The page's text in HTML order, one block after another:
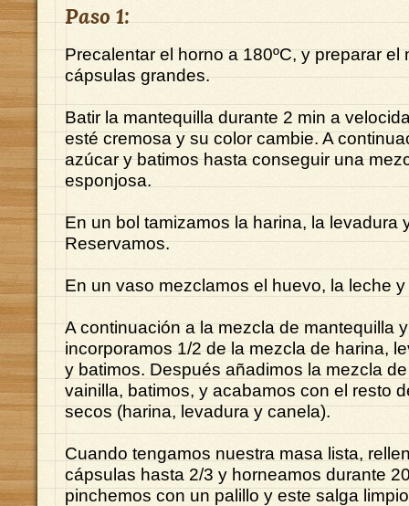
Paso 1:
Precalentar el horno a 180ºC, y preparar el
cápsulas grandes.
Batir la mantequilla durante 2 min a
esté cremosa y su color cambie. A
azúcar y batimos hasta conseguir una
esponjosa.
En un bol tamizamos la harina, la levadura
Reservamos.
En un vaso mezclamos el huevo, la leche
A continuación a la mezcla de mantequilla
incorporamos 1/2 de la mezcla de harina,
y batimos. Después añadimos la mezcla
vainilla, batimos, y acabamos con el resto
secos (harina, levadura y canela).
Cuando tengamos nuestra masa lista,
cápsulas hasta 2/3 y horneamos durante
pinchemos con un palillo y este salga